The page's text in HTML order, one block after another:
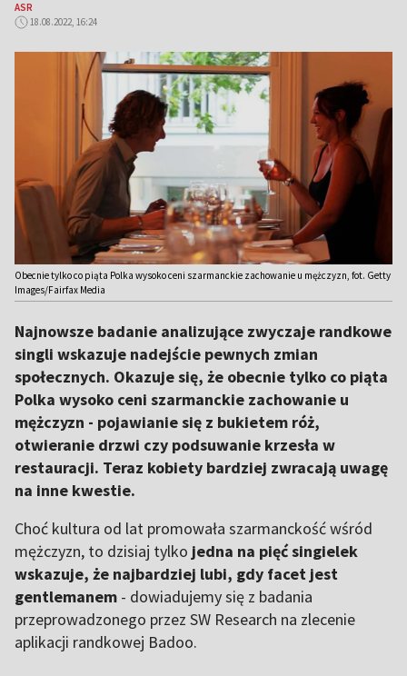
ASR
18.08.2022, 16:24
Obecnie tylko co piąta Polka wysoko ceni szarmanckie zachowanie u mężczyzn, fot. Getty
Images/Fairfax Media
Najnowsze badanie analizujące zwyczaje randkowe
singli wskazuje nadejście pewnych zmian
społecznych. Okazuje się, że obecnie tylko co piąta
Polka wysoko ceni szarmanckie zachowanie u
mężczyzn - pojawianie się z bukietem róż,
otwieranie drzwi czy podsuwanie krzesła w
restauracji. Teraz kobiety bardziej zwracają uwagę
na inne kwestie.
Choć kultura od lat promowała szarmanckość wśród
mężczyzn, to dzisiaj tylko jedna na pięć singielek
wskazuje, że najbardziej lubi, gdy facet jest
gentlemanem - dowiadujemy się z badania
przeprowadzonego przez SW Research na zlecenie
aplikacji randkowej Badoo.